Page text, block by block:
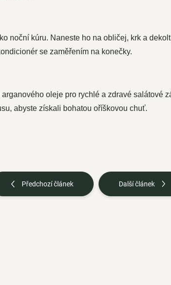
noční kúru. Naneste ho na obličej, krk a
se zaměřením na konečky.
oleje pro rychlé a zdravé salátové
abyste získali bohatou oříškovou chuť.
Předchozí článek Další článek